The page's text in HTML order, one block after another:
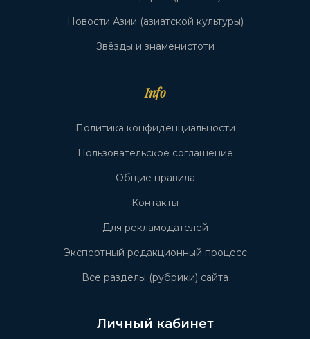
Новости Азии (азиатской культуры)
Звёзды и знаменистоти
Info
Политика конфиденциальности
Пользовательское соглашение
Общие правила
Контакты
Для рекламодателей
Экспертный редакционный процесс
Все разделы (рубрики) сайта
Личный кабинет